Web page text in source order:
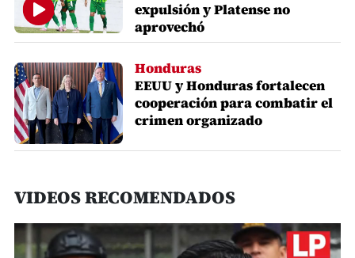
expulsión y Platense no
aprovechó
Honduras
EEUU y Honduras fortalecen
cooperación para combatir el
crimen organizado
VIDEOS RECOMENDADOS